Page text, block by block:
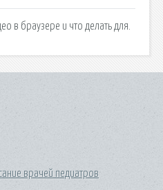
в браузере и что делать для.
врачей педиатров